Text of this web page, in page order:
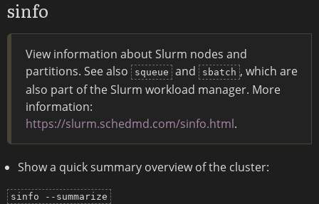
sinfo
View information about Slurm nodes and
partitions. See also
squeue and sbatch , which are
also part of the Slurm workload manager. More
information:
https://slurm.schedmd.com/sinfo.html.
Show a quick summary overview of the cluster:
sinfo --summarize